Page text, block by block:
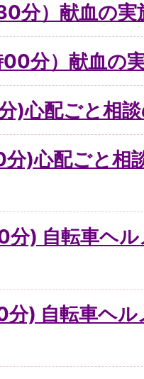
分）献血の
00分）献血の
)心配ごと相
)心配ごと相
) 自転車ヘ
) 自転車ヘ